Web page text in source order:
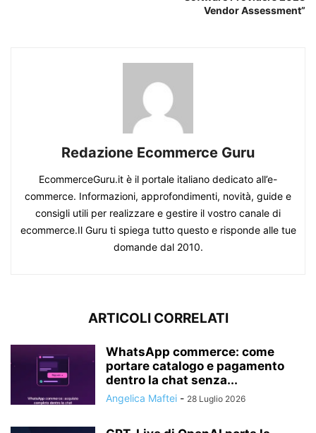
Vendor Assessment”
Redazione Ecommerce Guru
EcommerceGuru.it è il portale italiano dedicato all’e-
commerce. Informazioni, approfondimenti, novità, guide e
consigli utili per realizzare e gestire il vostro canale di
ecommerce.Il Guru ti spiega tutto questo e risponde alle tue
domande dal 2010.
ARTICOLI CORRELATI
WhatsApp commerce: come
portare catalogo e pagamento
dentro la chat senza...
Angelica Maftei - 28 Luglio 2026